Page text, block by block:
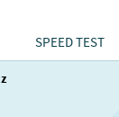
SPEED TEST